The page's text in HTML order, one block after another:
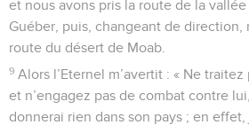
et nous avons pris la route de la vallée
Guéber, puis, changeant de direction,
route du désert de Moab.
9 Alors l’Eternel m’avertit : « Ne
et n’engagez pas de combat contre
donnerai rien dans son pays ; en effet,